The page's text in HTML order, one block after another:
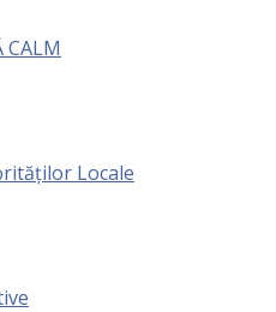
CALM
Locale